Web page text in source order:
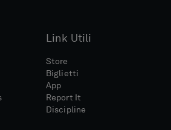
Link Utili
Store
Biglietti
App
Report It
Discipline